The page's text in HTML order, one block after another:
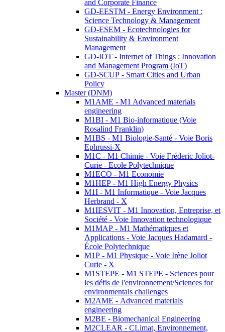
and Corporate Finance
GD-EESTM - Energy Environment :
Science Technology & Management
GD-ESEM - Ecotechnologies for
Sustainability & Environment
Management
GD-IOT - Internet of Things : Innovation
and Management Program (IoT)
GD-SCUP - Smart Cities and Urban
Policy
Master (DNM)
M1AME - M1 Advanced materials
engineering
M1BI - M1 Bio-informatique (Voie
Rosalind Franklin)
M1BS - M1 Biologie-Santé - Voie Boris
Ephrussi-X
M1C - M1 Chimie - Voie Fréderic Joliot-
Curie - Ecole Polytechnique
M1ECO - M1 Economie
M1HEP - M1 High Energy Physics
M1I - M1 Informatique - Voie Jacques
Herbrand - X
M1IESVIT - M1 Innovation, Entreprise, et
Société - Voie Innovation technologique
M1MAP - M1 Mathématiques et
Applications - Voie Jacques Hadamard -
École Polytechnique
M1P - M1 Physique - Voie Irène Joliot
Curie - X
M1STEPE - M1 STEPE - Sciences pour
les défis de l'environnement/Sciences for
environmentals challenges
M2AME - Advanced materials
engineering
M2BE - Biomechanical Engineering
M2CLEAR - CLimat, Environnement,